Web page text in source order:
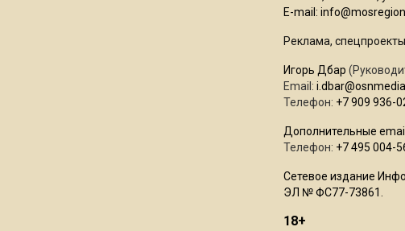
E-mail:
Реклама,
Игорь Дбар
Email:
Телефон: +7 909 936-
Дополнительные
Телефон: +7 495 004-
Сетевое издание
ЭЛ № ФС77-73861.
18+